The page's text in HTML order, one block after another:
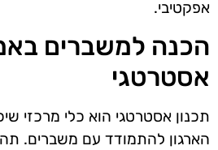
אפקטיבי.
הכנה למשברים
אסטרטגי
תכנון אסטרטגי הוא כלי מרכזי
הארגון להתמודד עם משברים.